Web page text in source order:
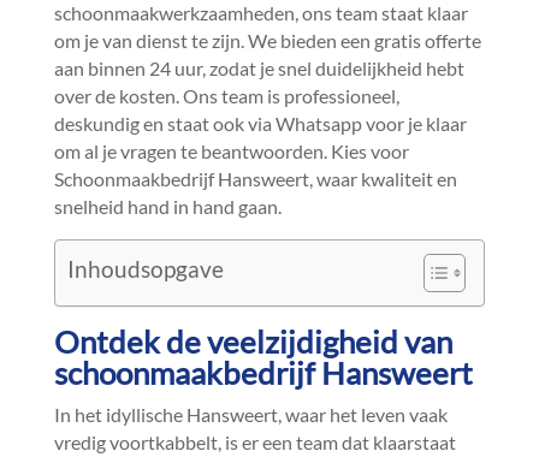
schoonmaakwerkzaamheden, ons team staat klaar
om je van dienst te zijn.​ We bieden een gratis offerte
aan binnen 24 uur, zodat je snel duidelijkheid hebt
over de kosten.​ Ons team is professioneel,
deskundig en staat ook via Whatsapp voor je klaar
om al je vragen te beantwoorden.​ Kies voor
Schoonmaakbedrijf Hansweert, waar kwaliteit en
snelheid hand in hand gaan.​
Inhoudsopgave
Ontdek de veelzijdigheid van
schoonmaakbedrijf Hansweert
In het idyllische Hansweert, waar het leven vaak
vredig voortkabbelt, is er een team dat klaarstaat